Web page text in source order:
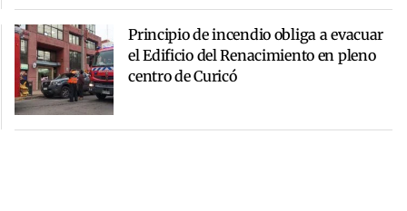
Principio de incendio obliga a evacuar
el Edificio del Renacimiento en pleno
centro de Curicó